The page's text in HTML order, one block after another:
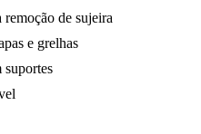
de sujeira
e grelhas
suportes